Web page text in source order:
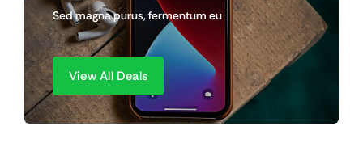
Sed magna purus, fermentum eu
View All Deals